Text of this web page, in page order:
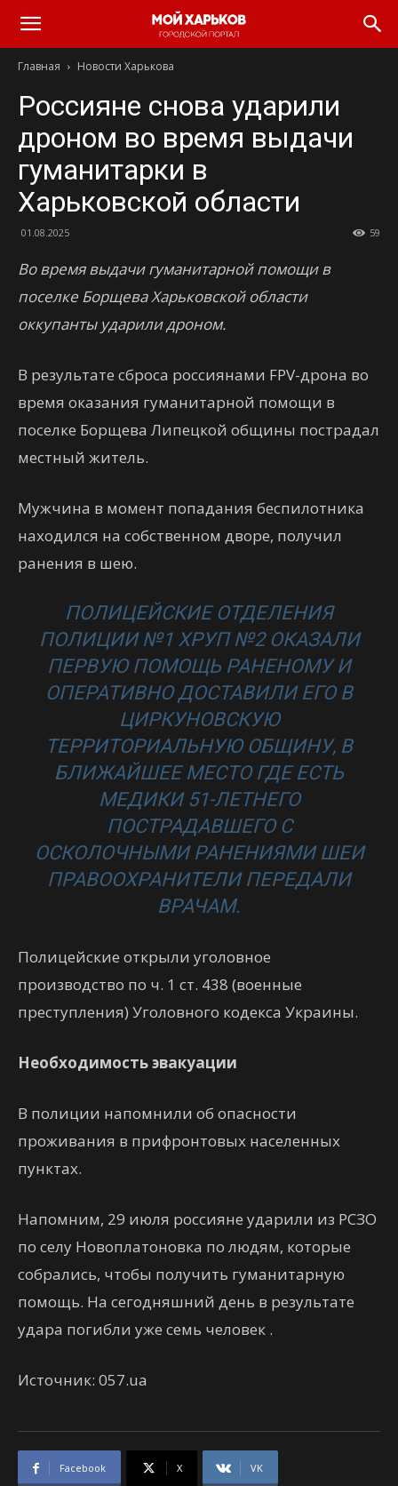
Главная Новости Харькова
Россияне снова ударили
дроном во время выдачи
гуманитарки в
Харьковской области
01.08.2025 59
Во время выдачи гуманитарной помощи в
поселке Борщева Харьковской области
оккупанты ударили дроном.
В результате сброса россиянами FPV-дрона во
время оказания гуманитарной помощи в
поселке Борщева Липецкой общины пострадал
местный житель.
Мужчина в момент попадания беспилотника
находился на собственном дворе, получил
ранения в шею.
ПОЛИЦЕЙСКИЕ ОТДЕЛЕНИЯ
ПОЛИЦИИ №1 ХРУП №2 ОКАЗАЛИ
ПЕРВУЮ ПОМОЩЬ РАНЕНОМУ И
ОПЕРАТИВНО ДОСТАВИЛИ ЕГО В
ЦИРКУНОВСКУЮ
ТЕРРИТОРИАЛЬНУЮ ОБЩИНУ, В
БЛИЖАЙШЕЕ МЕСТО ГДЕ ЕСТЬ
МЕДИКИ 51-ЛЕТНЕГО
ПОСТРАДАВШЕГО С
ОСКОЛОЧНЫМИ РАНЕНИЯМИ ШЕИ
ПРАВООХРАНИТЕЛИ ПЕРЕДАЛИ
ВРАЧАМ.
Полицейские открыли уголовное
производство по ч. 1 ст. 438 (военные
преступления) Уголовного кодекса Украины.
Необходимость эвакуации
В полиции напомнили об опасности
проживания в прифронтовых населенных
пунктах.
Напомним, 29 июля россияне ударили из РСЗО
по селу Новоплатоновка по людям, которые
собрались, чтобы получить гуманитарную
помощь. На сегодняшний день в результате
удара погибли уже семь человек .
Источник: 057.ua
Facebook X VK